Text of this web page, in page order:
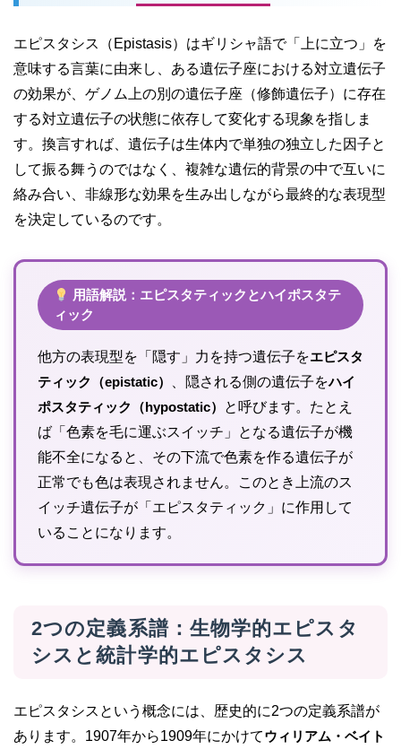
エピスタシス（Epistasis）はギリシャ語で「上に立つ」を
意味する言葉に由来し、ある遺伝子座における対立遺伝子
の効果が、ゲノム上の別の遺伝子座（修飾遺伝子）に存在
する対立遺伝子の状態に依存して変化する現象を指しま
す。換言すれば、遺伝子は生体内で単独の独立した因子と
して振る舞うのではなく、複雑な遺伝的背景の中で互いに
絡み合い、非線形な効果を生み出しながら最終的な表現型
を決定しているのです。
用語解説：エピスタティックとハイポスタテ
ィック
他方の表現型を「隠す」力を持つ遺伝子をエピスタ
ティック（epistatic）
、隠される側の遺伝子をハイ
ポスタティック（hypostatic）
と呼びます。たとえ
ば「色素を毛に運ぶスイッチ」となる遺伝子が機
能不全になると、その下流で色素を作る遺伝子が
正常でも色は表現されません。このとき上流のス
イッチ遺伝子が「エピスタティック」に作用して
いることになります。
2つの定義系譜：生物学的エピスタ
シスと統計学的エピスタシス
エピスタシスという概念には、歴史的に2つの定義系譜が
あります。1907年から1909年にかけてウィリアム・ベイト